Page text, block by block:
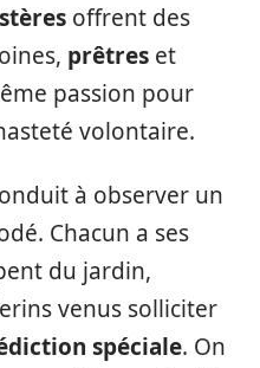
offrent des
prêtres et
passion pour
volontaire.
à observer un
Chacun a ses
du jardin,
venus solliciter
spéciale. On